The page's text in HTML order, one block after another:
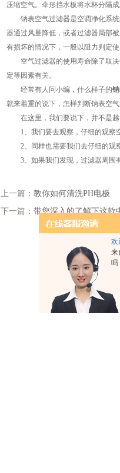
欢
来
吗
压缩空气。伞形挡水板将水杯分隔
钠表空气过滤器是空调净化系统
器通过风量降低，或者过滤器局部
有损坏的情况下，一般以阻力判定使
空气过滤器的使用寿命除了取决
定等因素有关。
经常有人问小编，什么样子的
就来着重的说下，怎样判断钠表空
在这里，我们要说下，并不是越
1、我们要去观察，仔细的观察空
2、同样也需要我们去仔细的观察
3、如果我们发现，过滤器周围有
上一篇： 教你如何清洗PH电极
下一篇： 带您深入的了解下这款